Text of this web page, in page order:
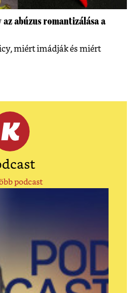
az abúzus romantizálása a
miért imádják és miért
podcast